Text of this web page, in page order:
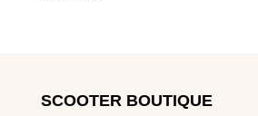
SCOOTER BOUTIQUE